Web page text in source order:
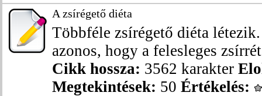
A zsírégető diéta
Többféle zsírégető diéta
azonos, hogy a felesleges
Cikk hossza: 3562 karakter
Megtekintések: 50 Értékelés: